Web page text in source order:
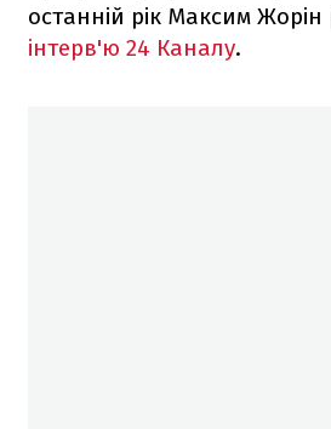
останній рік Максим Жорін
інтерв'ю 24 Каналу.